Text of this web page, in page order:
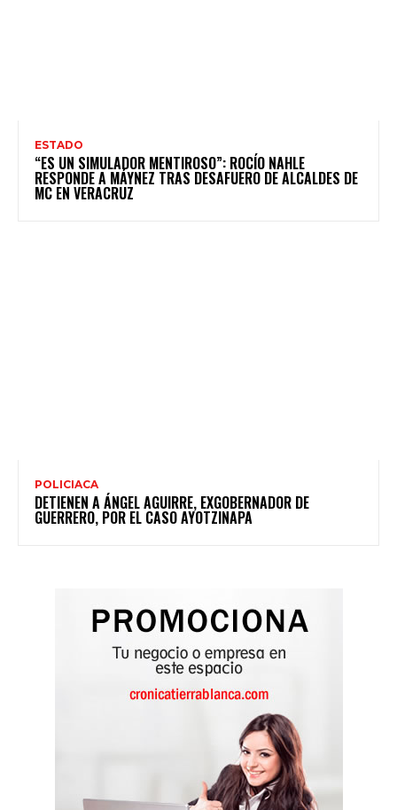
ESTADO
“ES UN SIMULADOR MENTIROSO”: ROCÍO NAHLE
RESPONDE A MÁYNEZ TRAS DESAFUERO DE ALCALDES DE
MC EN VERACRUZ
POLICIACA
DETIENEN A ÁNGEL AGUIRRE, EXGOBERNADOR DE
GUERRERO, POR EL CASO AYOTZINAPA